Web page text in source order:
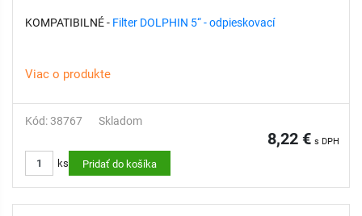
KOMPATIBILNÉ - Filter DOLPHIN 5“ - odpieskovací
Viac o produkte
Kód: 38767 Skladom
8,22 € s DPH
ks Pridať do košíka